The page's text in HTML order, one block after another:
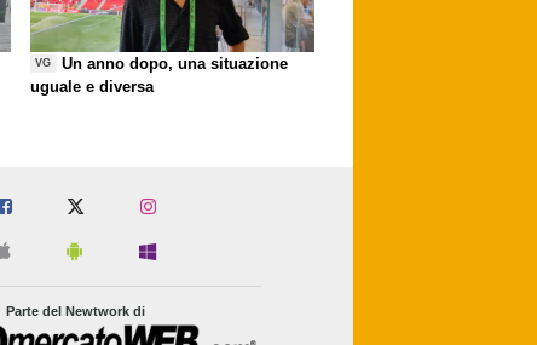
VG
Un anno dopo, una situazione
uguale e diversa
Parte del Newtwork di